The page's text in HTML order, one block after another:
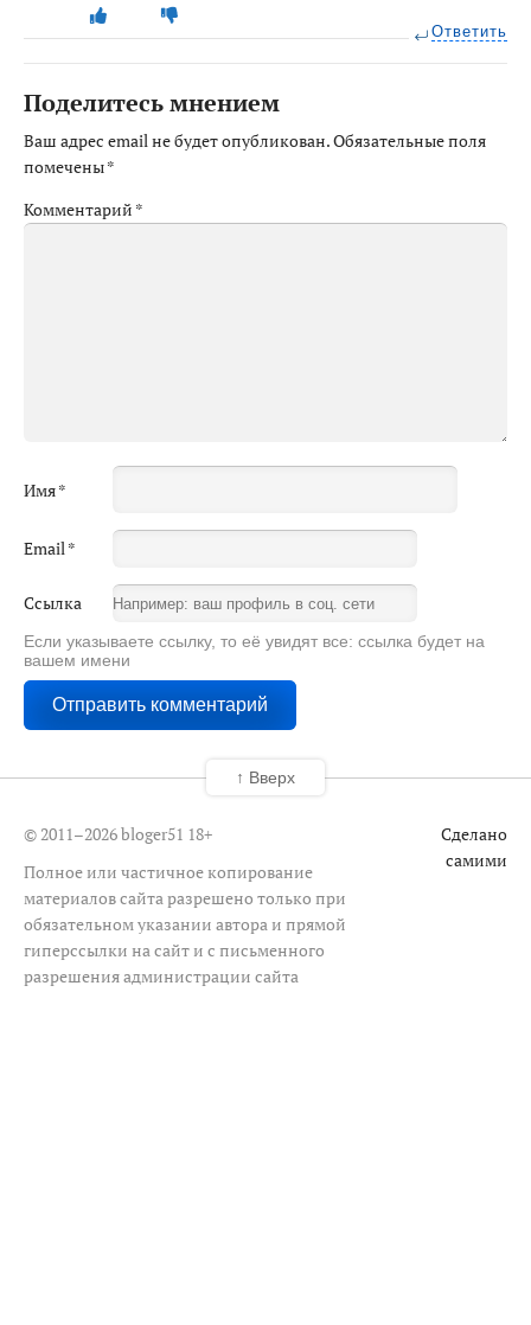
Ответить
Поделитесь мнением
Ваш адрес email не будет опубликован.Обязательные поля
помечены*
Комментарий *
Имя*
Email*
Ссылка
Если указываете ссылку, то её увидят все: ссылка будет на
вашем имени
© 2011–2026 bloger51 18+
Полное или частичное копирование
материалов сайта разрешено только при
обязательном указании автора и прямой
гиперссылки на сайт и с письменного
разрешения администрации сайта
Сделано
самими
↑ Вверх